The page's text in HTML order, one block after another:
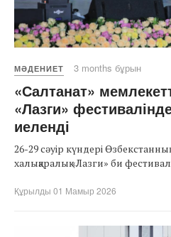
МӘДЕНИЕТ 3 months бұрын
«Салтанат»
«Лазги»
иеленді
26-29 сәуір күндері
халықаралық «Лазги» би
Құрылды 01 Мамыр 2026